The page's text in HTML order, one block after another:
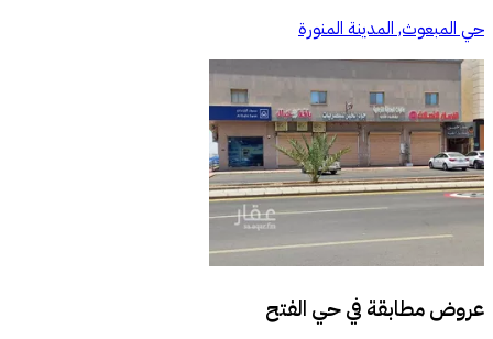
حي المبعوث, المدينة المنورة
عروض مطابقة فيحي الفتح